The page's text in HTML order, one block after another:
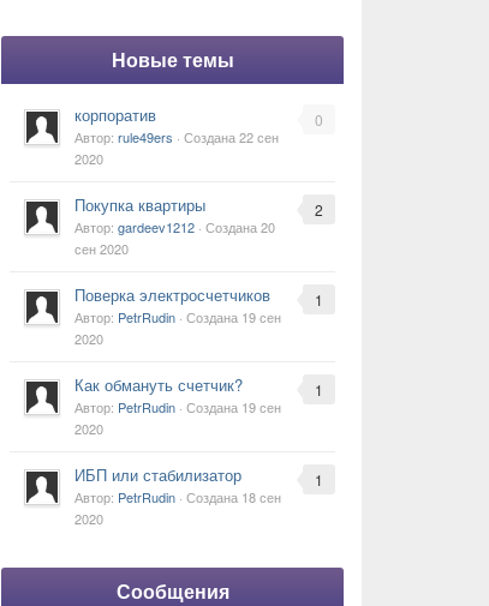
Новые темы
0
корпоратив
Автор: rule49ers · Создана22 сен
2020
2
Покупка квартиры
Автор: gardeev1212 · Создана20
сен 2020
1
Поверка электросчетчиков
Автор: PetrRudin · Создана 19 сен
2020
1
Как обмануть счетчик?
Автор: PetrRudin · Создана 19 сен
2020
1
ИБП или стабилизатор
Автор: PetrRudin · Создана 18 сен
2020
Сообщения